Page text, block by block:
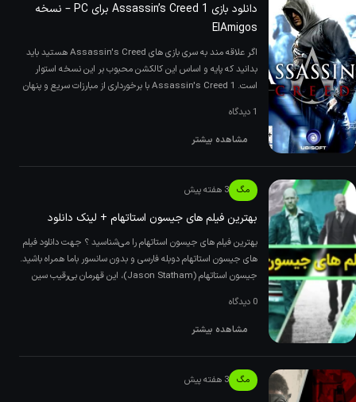
دانلود بازی Assassin’s Creed 1 برای PC – نسخه
ElAmigos
اگر علاقه مند به سری بازی های Assassin's Creed هستید باید
بدانید که پایه و اساس این کالکشن محبوب بر این نسخه استوار
است. Assassin's Creed 1 با برخورداری از مبارزات سریع و پنهان
1 دیدگاه
مشاهده بیشتر
مگ 3 هفته پیش
بهترین فیلم های جیسون استاتهام + لینک دانلود
بهترین فیلم های جیسون استاتهام را می‌شناسید ؟ جهت دانلود فیلم
های جیسون استاتهام دوبله فارسی و بدون سانسور باما همراه باشید.
‌جیسون استاتهام (Jason Statham)، این قهرمان بی‌رقیب سین
0 دیدگاه
مشاهده بیشتر
مگ 3 هفته پیش